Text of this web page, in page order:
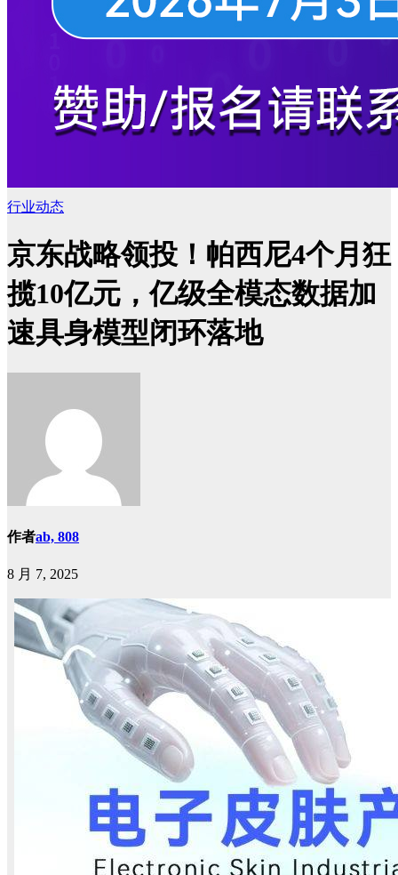
行业动态
京东战略领投！帕西尼4个月狂
揽10亿元，亿级全模态数据加
速具身模型闭环落地
作者ab, 808
8 月 7, 2025